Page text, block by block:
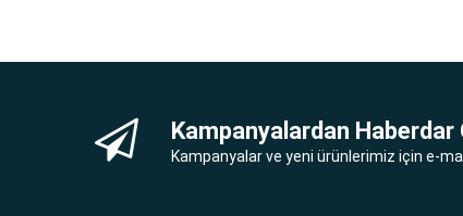
Kampanyalardan Haberdar
Kampanyalar ve yeni ürünlerimiz için e-